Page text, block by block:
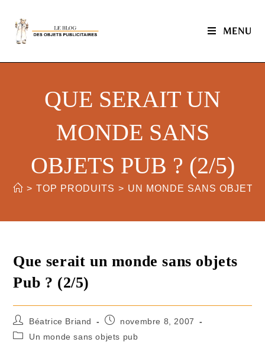
MENU
QUE SERAIT UN
MONDE SANS
OBJETS PUB ? (2/5)
> TOP PRODUITS > UN MONDE SANS OBJETS
Que serait un monde sans objets
Pub ? (2/5)
Béatrice Briand
novembre 8, 2007
Un monde sans objets pub